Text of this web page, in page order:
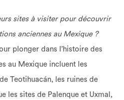
sites à visiter pour découvrir
anciennes au Mexique ?
plonger dans l’histoire des
au Mexique incluent les
Teotihuacán, les ruines de
les sites de Palenque et Uxmal,